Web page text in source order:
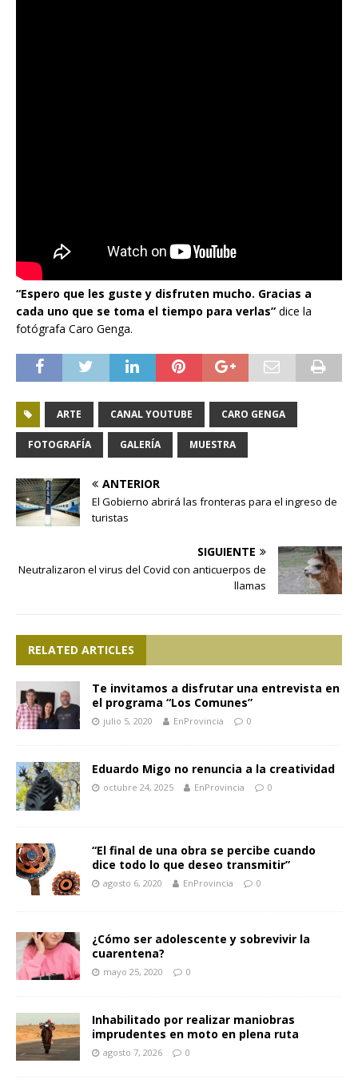
“Espero que les guste y disfruten mucho. Gracias a
cada uno que se toma el tiempo para verlas” dice la
fotógrafa Caro Genga.
ARTE CANAL YOUTUBE CARO GENGA
FOTOGRAFÍA GALERÍA MUESTRA
ANTERIOR
El Gobierno abrirá las fronteras para el ingreso de
turistas
SIGUIENTE
Neutralizaron el virus del Covid con anticuerpos de
llamas
RELATED ARTICLES
Te invitamos a disfrutar una entrevista en
el programa “Los Comunes”
julio 5, 2020 EnProvincia 0
Eduardo Migo no renuncia a la creatividad
octubre 24, 2025 EnProvincia 0
“El final de una obra se percibe cuando
dice todo lo que deseo transmitir”
agosto 6, 2020 EnProvincia 0
¿Cómo ser adolescente y sobrevivir la
cuarentena?
mayo 25, 2020 0
Inhabilitado por realizar maniobras
imprudentes en moto en plena ruta
agosto 7, 2026 0